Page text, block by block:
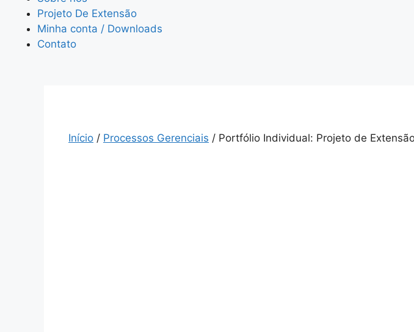
Projeto De Extensão
Minha conta / Downloads
Contato
Início / Processos Gerenciais / Portfólio Individual: Projeto de